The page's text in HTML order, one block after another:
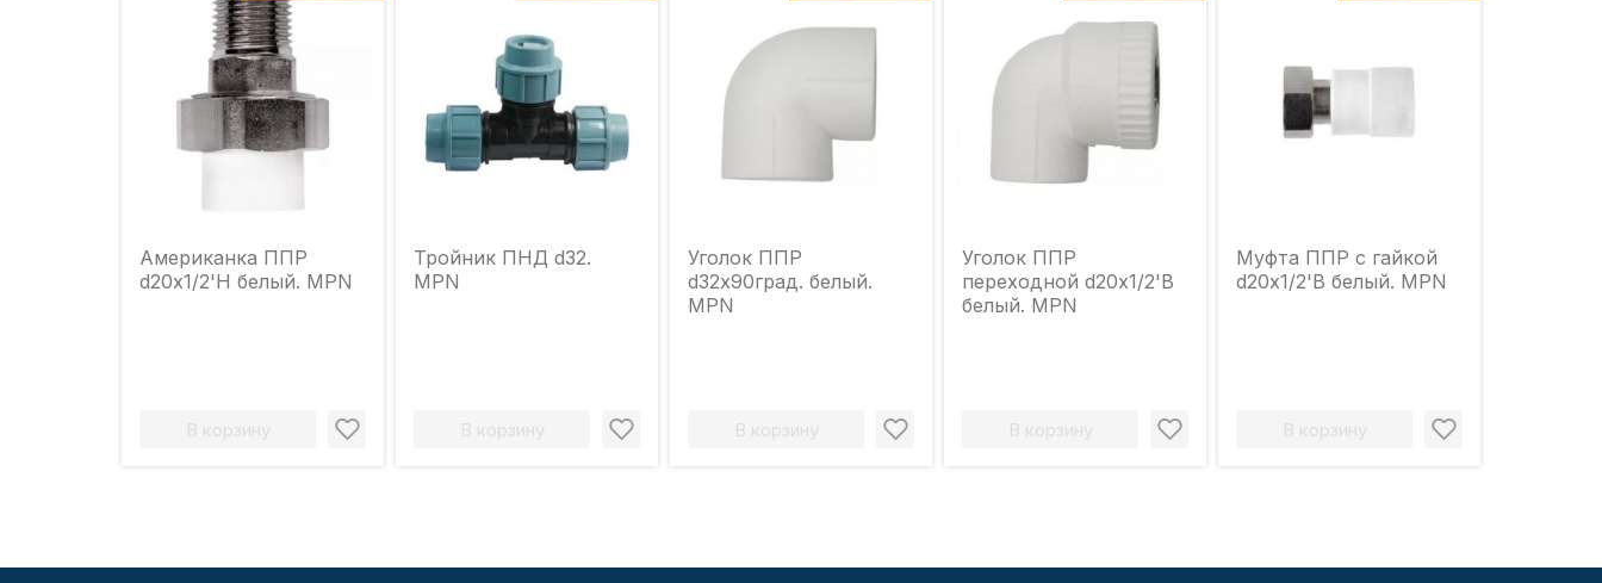
Американка ППР
d20х1/2'Н белый. MPN
В корзину
Тройник ПНД d32.
MPN
В корзину
Уголок ППР
d32х90град. белый.
MPN
В корзину
Уголок ППР
переходной d20х1/2'В
белый. MPN
В корзину
Муфта ППР с гайкой
d20х1/2'В белый. MPN
В корзину